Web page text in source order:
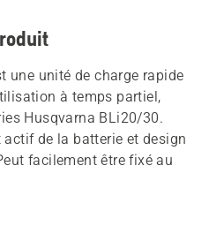
une unité de charge rapide
à temps partiel,
Husqvarna BLi20/30.
de la batterie et design
facilement être fixé au